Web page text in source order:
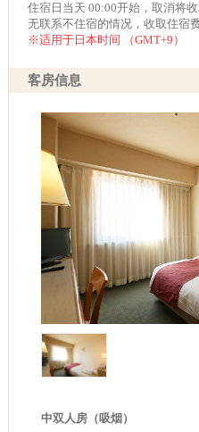
住宿日当天 00:00开始，取消将
无联系不住宿的情况，收取住宿
※适用于日本时间 （GMT+9）
客房信息
中双人房（吸烟）